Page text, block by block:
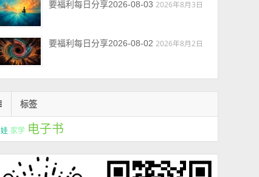
要福利每日分享2026-08-03 2026年8月3日
要福利每日分享2026-08-02 2026年8月2日
标签
家学 电子书